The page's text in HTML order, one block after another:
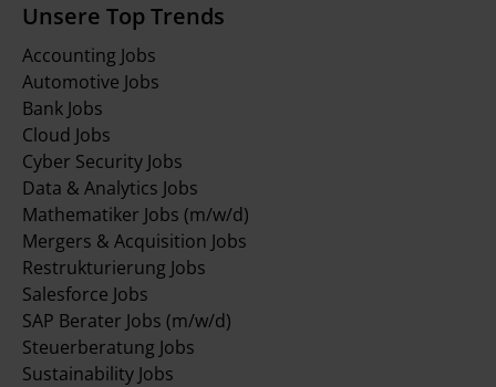
Unsere Top Trends
Accounting Jobs
Automotive Jobs
Bank Jobs
Cloud Jobs
Cyber Security Jobs
Data & Analytics Jobs
Mathematiker Jobs (m/w/d)
Mergers & Acquisition Jobs
Restrukturierung Jobs
Salesforce Jobs
SAP Berater Jobs (m/w/d)
Steuerberatung Jobs
Sustainability Jobs